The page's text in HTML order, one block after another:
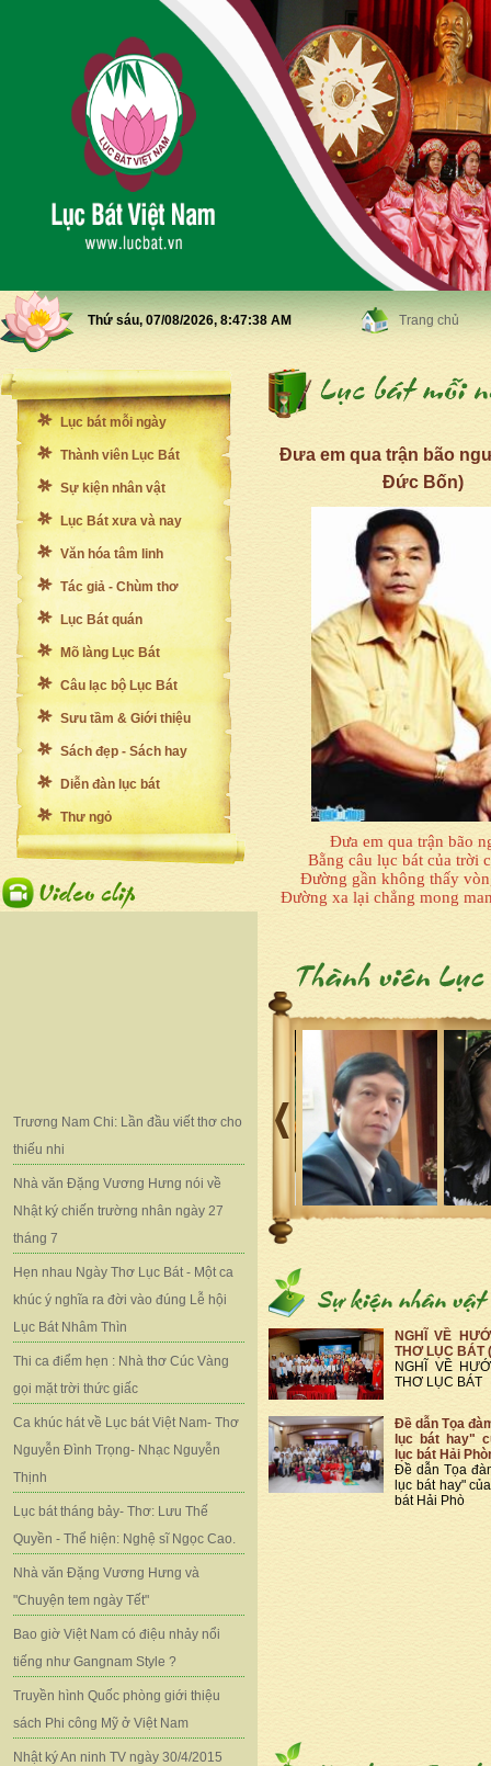
Thứ sáu, 07/08/2026, 8:47:40 AM Trang chủ
Lục bát mỗi ngày
Thành viên Lục Bát
Sự kiện nhân vật
Lục Bát xưa và nay
Văn hóa tâm linh
Tác giả - Chùm thơ
Lục Bát quán
Mõ làng Lục Bát
Câu lạc bộ Lục Bát
Sưu tầm & Giới thiệu
Sách đẹp - Sách hay
Diễn đàn lục bát
Thư ngỏ
Trương Nam Chi: Lần đầu viết thơ cho
thiếu nhi
Nhà văn Đặng Vương Hưng nói về
Nhật ký chiến trường nhân ngày 27
tháng 7
Hẹn nhau Ngày Thơ Lục Bát - Một ca
khúc ý nghĩa ra đời vào đúng Lễ hội
Lục Bát Nhâm Thìn
Thi ca điểm hẹn : Nhà thơ Cúc Vàng
gọi mặt trời thức giấc
Ca khúc hát về Lục bát Việt Nam- Thơ
Nguyễn Đình Trọng- Nhạc Nguyễn
Thịnh
Lục bát tháng bảy- Thơ: Lưu Thế
Quyền - Thể hiện: Nghệ sĩ Ngọc Cao.
Nhà văn Đặng Vương Hưng và
"Chuyện tem ngày Tết"
Bao giờ Việt Nam có điệu nhảy nổi
tiếng như Gangnam Style ?
Truyền hình Quốc phòng giới thiệu
sách Phi công Mỹ ở Việt Nam
Nhật ký An ninh TV ngày 30/4/2015
Đưa em qua trận bão
Đức Bốn)
Đưa em qua trận bão
Bằng câu lục bát của trời
Đường gần không thấy
Đường xa lại chẳng mong
NGHĨ VỀ
THƠ LỤC BÁT
NGHĨ VỀ
THƠ LỤC BÁT
Đề dẫn Tọa
lục bát hay"
lục bát Hải
Đề dẫn Tọa
lục bát hay"
bát Hải Phò